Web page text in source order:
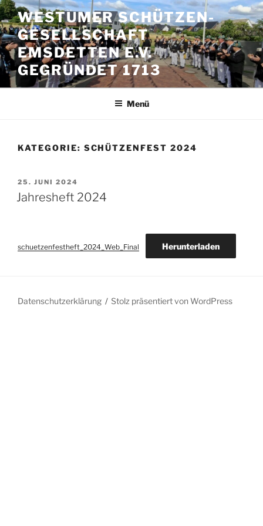
Zum
Inhalt
springen
WESTUMER SCHÜTZEN-
GESELLSCHAFT
EMSDETTEN E.V.
GEGRÜNDET 1713
Menü
KATEGORIE: SCHÜTZENFEST 2024
VERÖFFENTLICHT
AM
25. JUNI 2024
Jahresheft 2024
schuetzenfestheft_2024_Web_Final Herunterladen
Datenschutzerklärung Stolz präsentiert von WordPress